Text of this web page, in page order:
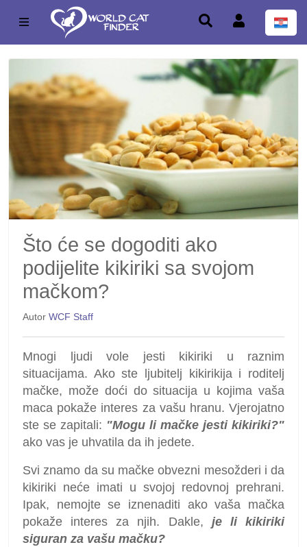
Što će se dogoditi ako
podijelite kikiriki sa svojom
mačkom?
Autor WCF Staff
Mnogi ljudi vole jesti kikiriki u raznim
situacijama. Ako ste ljubitelj kikirikija i roditelj
mačke, može doći do situacija u kojima vaša
maca pokaže interes za vašu hranu. Vjerojatno
ste se zapitali: "Mogu li mačke jesti kikiriki?"
ako vas je uhvatila da ih jedete.
Svi znamo da su mačke obvezni mesožderi i da
kikiriki neće imati u svojoj redovnoj prehrani.
Ipak, nemojte se iznenaditi ako vaša mačka
pokaže interes za njih. Dakle, je li kikiriki
siguran za vašu mačku?